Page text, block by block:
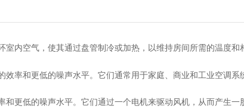
内空气，使其通过盘管制冷或加热，以维持房间所需的温度和
率和更低的噪声水平。它们通常用于家庭、商业和工业空调系
更低的噪声水平。它们通过一个电机来驱动风机，从而产生一